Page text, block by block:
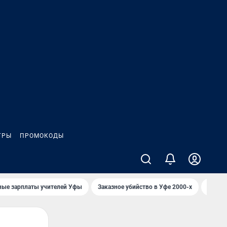
ПРОМОКОДЫ
зарплаты учителей Уфы Заказное убийство в Уфе 2000-х